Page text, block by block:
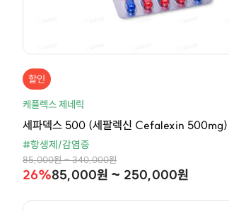
할인
케플렉스 제네릭
세파덱스 500 (세팔렉신 Cefalexin 500mg)
#항생제/감염증
85,000원 ~ 340,000원
26%85,000원 ~ 250,000원